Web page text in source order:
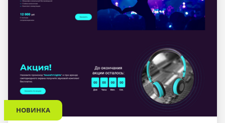
НОВИНКА